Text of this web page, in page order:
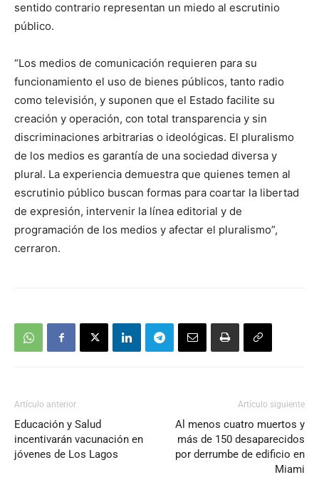
sentido contrario representan un miedo al escrutinio
público.
“Los medios de comunicación requieren para su
funcionamiento el uso de bienes públicos, tanto radio
como televisión, y suponen que el Estado facilite su
creación y operación, con total transparencia y sin
discriminaciones arbitrarias o ideológicas. El pluralismo
de los medios es garantía de una sociedad diversa y
plural. La experiencia demuestra que quienes temen al
escrutinio público buscan formas para coartar la libertad
de expresión, intervenir la línea editorial y de
programación de los medios y afectar el pluralismo”,
cerraron.
Artículo anterior
Educación y Salud
incentivarán vacunación en
jóvenes de Los Lagos
Artículo siguiente
Al menos cuatro muertos y
más de 150 desaparecidos
por derrumbe de edificio en
Miami